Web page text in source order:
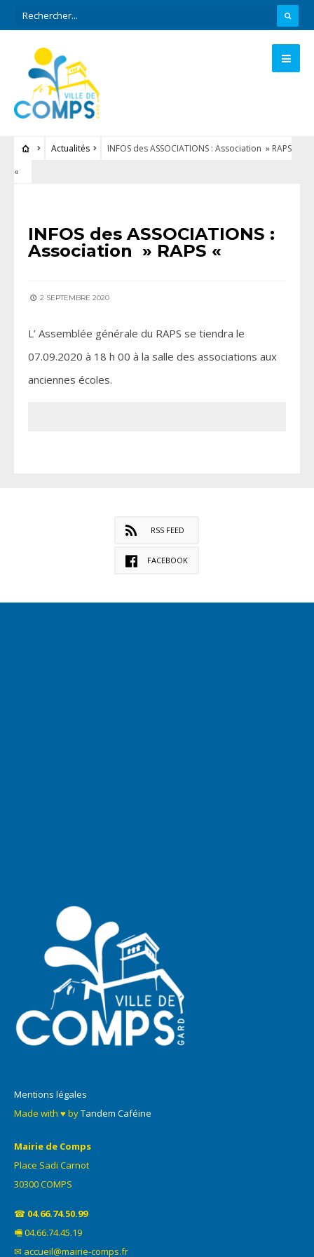
Actualités
INFOS des ASSOCIATIONS : Association » RAPS
«
INFOS des ASSOCIATIONS :
Association » RAPS «
2 SEPTEMBRE 2020
L’ Assemblée générale du RAPS se tiendra le
07.09.2020 à 18 h 00 à la salle des associations aux
anciennes écoles.
RSS FEED
FACEBOOK
Mentions légales
Made with ♥ byTandem Caféine
Mairie de Comps
Place Sadi Carnot
30300 COMPS
☎ 04.66.74.50.99
🖷 04.66.74.45.19
✉ accueil@mairie-comps.fr